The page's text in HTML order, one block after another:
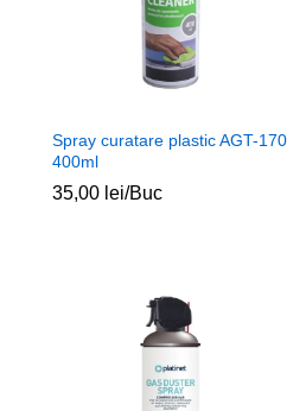
Spray curatare plastic AGT-170
400ml
35,00 lei/Buc